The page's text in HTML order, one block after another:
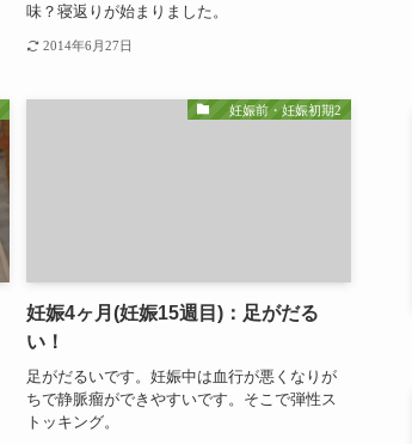
味？寝返りが始まりました。
2014年6月27日
妊娠前・妊娠初期2
妊娠4ヶ月(妊娠15週目)：足がだる
い！
足がだるいです。妊娠中は血行が悪くなりが
ちで静脈瘤ができやすいです。そこで弾性ス
トッキング。